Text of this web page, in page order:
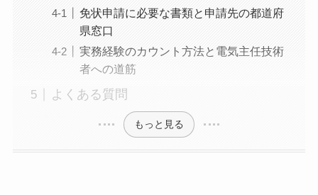
免状申請に必要な書類と申請先の都道府
県窓口
実務経験のカウント方法と電気主任技術
者への道筋
よくある質問
もっと見る